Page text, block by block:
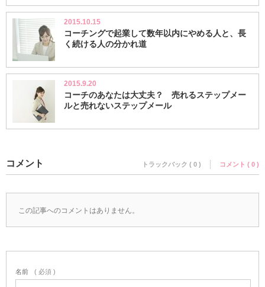
2015.10.15
コーチングで起業して数年以内にやめる人と、長
く続ける人の分かれ道
2015.9.20
コーチのあなたは大丈夫？ 売れるステップメー
ルと売れないステップメール
コメント トラックバック ( 0 ) コメント ( 0 )
この記事へのコメントはありません。
名前 ( 必須 )